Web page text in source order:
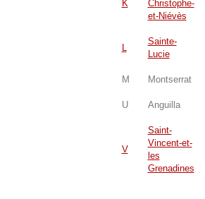
K
Christophe-
et-Niévès
L
Sainte-
Lucie
M Montserrat
U Anguilla
V
Saint-
Vincent-et-
les
Grenadines